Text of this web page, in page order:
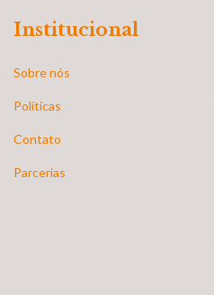
Institucional
Sobre nós
Políticas
Contato
Parcerias